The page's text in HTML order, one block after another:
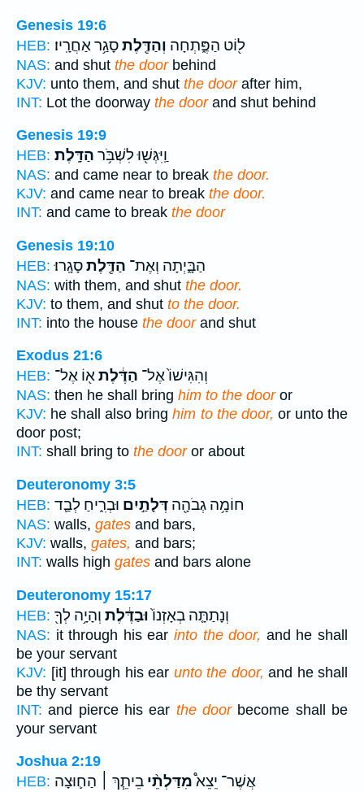
Genesis 19:6
HEB:
ל֖וֹט הַפֶּ֑תְחָה וְהַדֶּ֖לֶתסָגַ֥ר אַחֲרָֽיו׃
NAS: and shut the doorbehind
KJV: unto them, and shut the doorafter him,
INT: Lot the doorway the doorand shut behind
Genesis 19:9
HEB:
וַֽיִּגְּשׁ֖וּ לִשְׁבֹּ֥ר הַדָּֽלֶת׃
NAS: and came near to break the door.
KJV: and came near to break the door.
INT: and came to break the door
Genesis 19:10
HEB:
הַבָּ֑יְתָה וְאֶת־ הַדֶּ֖לֶתסָגָֽרוּ׃
NAS: with them, and shut the door.
KJV: to them, and shut to the door.
INT: into the house the doorand shut
Exodus 21:6
HEB:
וְהִגִּישׁוֹ֙ אֶל־ הַדֶּ֔לֶתא֖וֹ אֶל־
NAS: then he shall bring him to the dooror
KJV: he shall also bringhim to the door, or unto the
door post;
INT: shall bring to the dooror about
Deuteronomy 3:5
HEB:
חוֹמָ֥ה גְבֹהָ֖ה דְּלָתַ֣יִם וּבְרִ֑יחַ לְבַ֛ד
NAS: walls, gates and bars,
KJV: walls, gates, and bars;
INT: walls high gates and bars alone
Deuteronomy 15:17
HEB:
וְנָתַתָּ֤ה בְאָזְנוֹ֙וּבַדֶּ֔לֶת וְהָיָ֥ה לְךָ֖
NAS: it through his ear into the door, and he shall
be your servant
KJV: [it] through his ear unto the door, and he shall
be thy servant
INT: and pierce his ear the doorbecome shall be
your servant
Joshua 2:19
HEB:
אֲשֶׁר־ יֵצֵא֩מִדַּלְתֵ֨י בֵיתֵ֧ךְ ׀ הַח֛וּצָה